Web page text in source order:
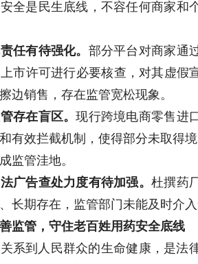
全是民生底线，不容任何商家和
任有待强化。 部分平台对商家通
市许可进行必要核查，对其虚
边销售，存在监管宽松现象。
存在盲区。现行跨境电商零售进
有效拦截机制，使得部分未取得
监管洼地。
广告查处力度有待加强。杜撰药
长期存在，监管部门未能及时介
监管，守住老百姓用药安全底线
系到人民群众的生命健康，是法